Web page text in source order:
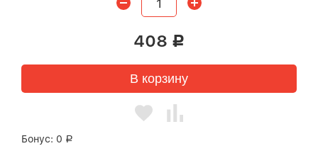
408 Р
В корзину
Бонус: 0 Р